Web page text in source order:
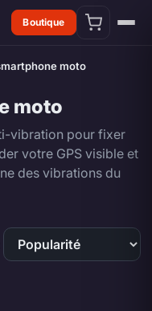
Boutique
moto
moto
vibration pour fixer
votre GPS visible et
des vibrations du
— produits